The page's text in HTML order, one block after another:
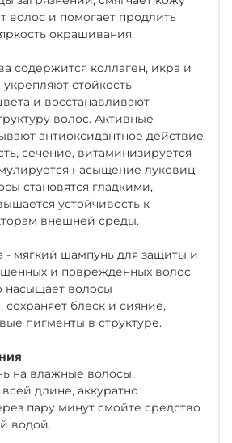
волос и помогает продлить
окрашивания.
содержится коллаген, икра и
стойкость
и восстанавливают
волос. Активные
антиоксидантное действие.
сечение, витаминизируется
насыщение луковиц
становятся гладкими,
устойчивость к
внешней среды.
- мягкий шампунь для защиты и
и поврежденных волос
насыщает волосы
сохраняет блеск и сияние,
пигменты в структуре.
на влажные волосы,
длине, аккуратно
пару минут смойте средство
водой.